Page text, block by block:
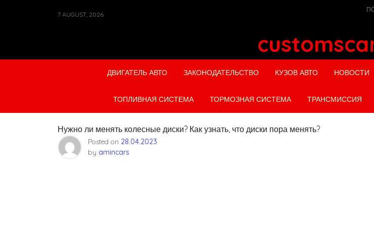
7 AUGUST, 2026
ДВИГАТЕЛЬ АВТО ЗАКОНОДАТЕЛЬСТВО КУЗОВ АВТО НОВОСТИ
ТОПЛИВНАЯ СИСТЕМА ТОРМОЗНАЯ СИСТЕМА ТРАНСМИССИЯ
Нужно ли менять колесные диски? Как узнать, что диски пора менять?
Posted on 28.04.2023
by amincars